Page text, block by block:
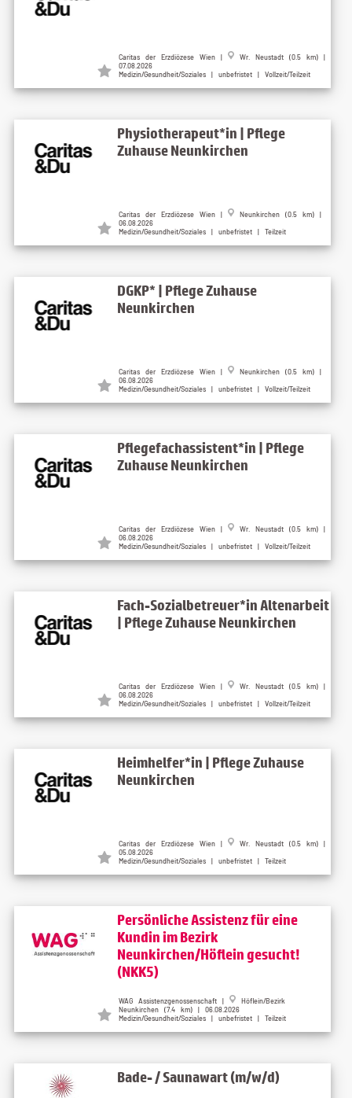
Caritas der Erzdiözese Wien |
Wr. Neustadt (0.5 km) |
07.08.2026
Medizin/Gesundheit/Soziales | unbefristet | Vollzeit/Teilzeit
Physiotherapeut*in | Pflege
Zuhause Neunkirchen
Caritas der Erzdiözese Wien |
Neunkirchen (0.5 km) |
06.08.2026
Medizin/Gesundheit/Soziales | unbefristet | Teilzeit
DGKP* | Pflege Zuhause
Neunkirchen
Caritas der Erzdiözese Wien |
Neunkirchen (0.5 km) |
06.08.2026
Medizin/Gesundheit/Soziales | unbefristet | Vollzeit/Teilzeit
Pflegefachassistent*in | Pflege
Zuhause Neunkirchen
Caritas der Erzdiözese Wien |
Wr. Neustadt (0.5 km) |
06.08.2026
Medizin/Gesundheit/Soziales | unbefristet | Vollzeit/Teilzeit
Fach-Sozialbetreuer*in Altenarbeit
| Pflege Zuhause Neunkirchen
Caritas der Erzdiözese Wien |
Wr. Neustadt (0.5 km) |
06.08.2026
Medizin/Gesundheit/Soziales | unbefristet | Vollzeit/Teilzeit
Heimhelfer*in | Pflege Zuhause
Neunkirchen
Caritas der Erzdiözese Wien |
Wr. Neustadt (0.5 km) |
05.08.2026
Medizin/Gesundheit/Soziales | unbefristet | Teilzeit
Persönliche Assistenz für eine
Kundin im Bezirk
Neunkirchen/Höflein gesucht!
(NKK5)
WAG Assistenzgenossenschaft |
Höflein/Bezirk
Neunkirchen (7.4 km) | 06.08.2026
Medizin/Gesundheit/Soziales | unbefristet | Teilzeit
Bade- / Saunawart (m/w/d)